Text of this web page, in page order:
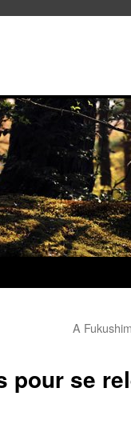
A
pour se